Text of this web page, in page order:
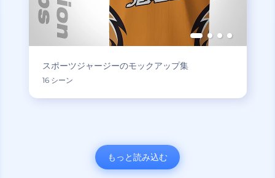
スポーツジャージーのモックアップ集
16 シーン
もっと読み込む